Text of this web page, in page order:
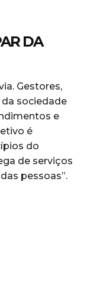
DA
Gestores,
sociedade
e
é
do
de serviços
pessoas”.